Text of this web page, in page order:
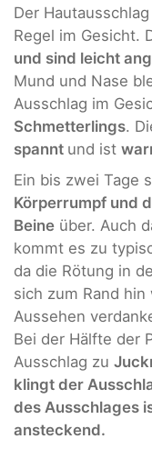
Der
Regel im Gesicht.
und sind leicht
Mund und Nase
Ausschlag im
Schmetterlings.
spannt und ist
Ein bis zwei Tage
Körperrumpf und
Beine über. Auch
kommt es zu
da die Rötung in
sich zum Rand
Aussehen
Bei der Hälfte der
Ausschlag zu
klingt der
des Ausschlages
ansteckend.